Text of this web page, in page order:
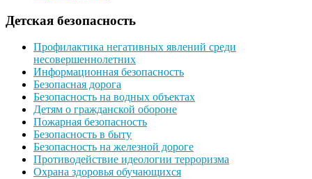
Детская безопасность
Профилактика негативных явлений среди
несовершеннолетних
Информационная безопасность
Безопасная дорога
Безопасность на водных объектах
Детям о гражданской обороне
Пожарная безопасность
Безопасность в быту
Безопасность на железной дороге
Противодействие идеологии терроризма
Охрана здоровья обучающихся